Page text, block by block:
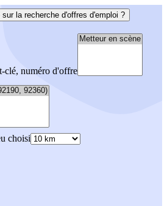
sur la recherche d'offres d'emploi ?
clé, numéro d'offre
choisi